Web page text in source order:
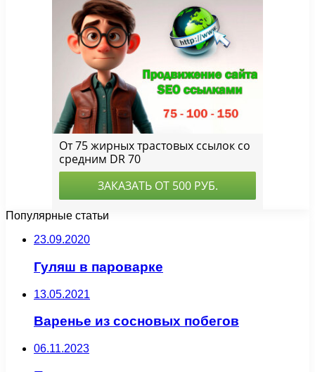
Популярные статьи
23.09.2020
Гуляш в пароварке
13.05.2021
Варенье из сосновых побегов
06.11.2023